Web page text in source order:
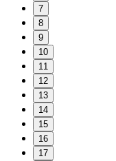
7
8
9
10
11
12
13
14
15
16
17